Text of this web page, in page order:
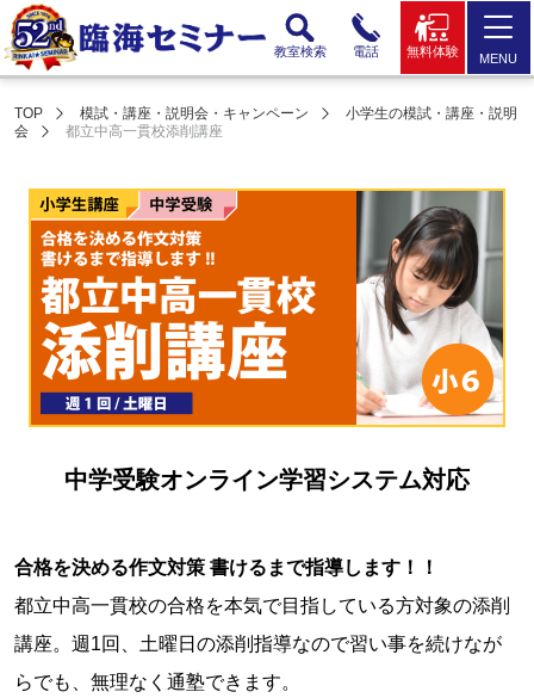
教室検索 電話 無料体験 MENU
TOP 模試・講座・説明会・キャンペーン
小学生の模試・講座・説明
会
都立中高一貫校添削講座
中学受験オンライン学習システム対応
合格を決める作文対策 書けるまで指導します！！
都立中高一貫校の合格を本気で目指している方対象の添削
講座。週1回、土曜日の添削指導なので習い事を続けなが
らでも、無理なく通塾できます。